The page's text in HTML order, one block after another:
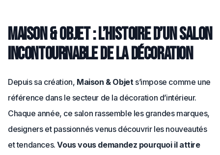
Maison & Objet : l’histoire d’un salon
incontournable de la décoration
Depuis sa création, Maison & Objets’impose comme une
référence dans le secteur de la décoration d’intérieur.
Chaque année, ce salon rassemble les grandes marques,
designers et passionnés venus découvrir les nouveautés
et tendances.Vous vous demandez pourquoi il attire